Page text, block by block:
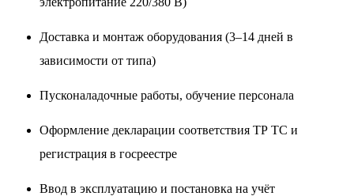
Доставка и монтаж оборудования (3–14 дней в
зависимости от типа)
Пусконаладочные работы, обучение персонала
Оформление декларации соответствия ТР ТС и
регистрация в госреестре
Ввод в эксплуатацию и постановка на учёт